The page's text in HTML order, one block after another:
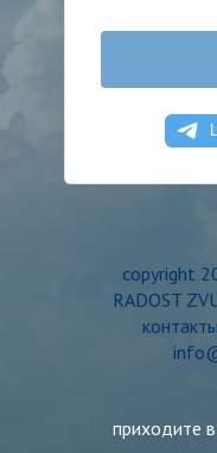
copyright
RADOST
приходите